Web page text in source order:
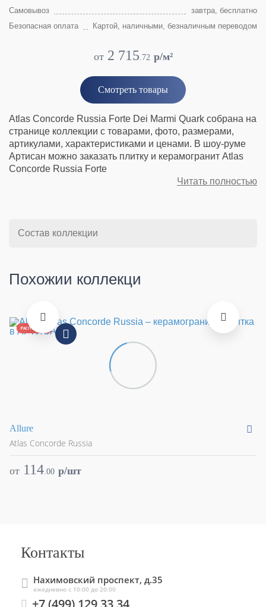
Самовывоз
завтра, бесплатно
Безопасная оплата
Картой, наличными, безналичным переводом
от 2 715.72 p/м²
Смотреть товары
Atlas Concorde Russia Forte Dei Marmi Quark собрана на
странице коллекции с товарами, фото, размерами,
артикулами, характеристиками и ценами. В шоу-руме
Артисан можно заказать плитку и керамогранит Atlas
Concorde Russia Forte
Читать полностью
Состав коллекции
Похожии коллекци
РАСПРОДАЖА
Allure
Atlas Concorde Russia
от 114.00 p/шт
Контакты
Нахимовский проспект, д.35
ежедневно с 10:00 до 20:00
+7 (499) 129 33 34